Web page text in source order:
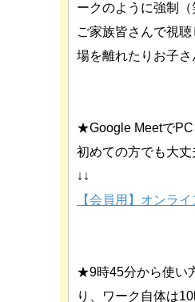
ークのように強制（
ご家族皆さんで視
場を離れたりお子さ
★Google MeetでPC
初めての方でも大丈
↓↓
【会員用】オンラ
★9時45分から使い
り、ワーク自体は